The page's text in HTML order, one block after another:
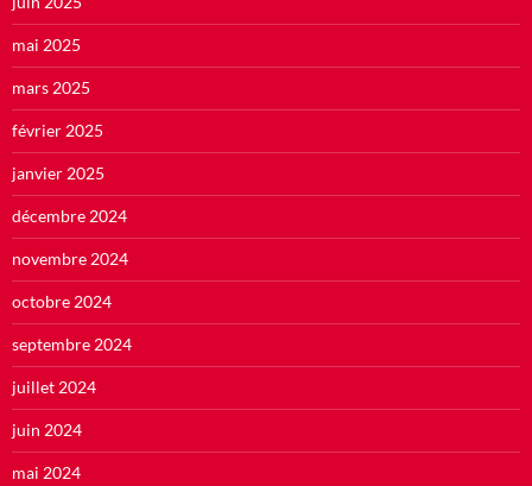
mai 2025
mars 2025
février 2025
janvier 2025
décembre 2024
novembre 2024
octobre 2024
septembre 2024
juillet 2024
juin 2024
mai 2024